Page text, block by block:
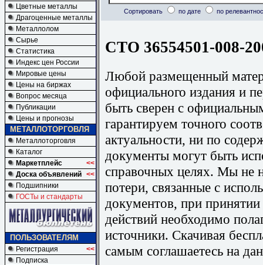
Цветные металлы
Драгоценные металлы
Металлолом
Сырье
Статистика
Индекс цен России
Мировые цены
Цены на биржах
Вопрос месяца
Публикации
Цены и прогнозы
МЕТАЛЛОТОРГОВЛЯ
Металлоторговля
Каталог
Маркетплейс
<<
Доска объявлений <<
Подшипники
ГОСТы и стандарты
ПОЛЬЗОВАТЕЛЯМ
Регистрация
<<
Подписка
Сортировать по дате по
СТО 36554501-008-
Любой размещенный
официального издания и
быть сверен с
гарантируем точного
актуальности, ни по
документы могут быть
справочных целях. Мы не
потери, связанные с
документов, при
действий необходимо
источники. Скачивая
самым соглашаетесь на